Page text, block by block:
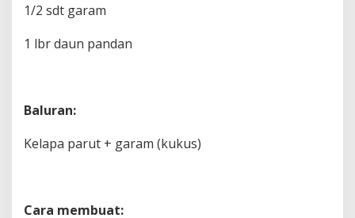
1/2 sdt garam
1 lbr daun pandan
Baluran:
Kelapa parut + garam (kukus)
Cara membuat: